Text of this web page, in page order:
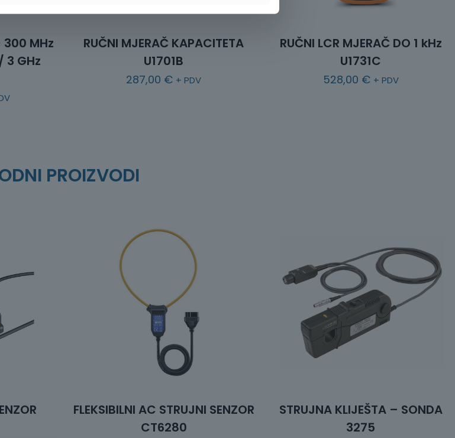
300 MHz
3 GHz
RUČNI MJERAČ KAPACITETA
U1701B
287,00 € + PDV
RUČNI LCR MJERAČ DO 1 kHz
U1731C
528,00 € + PDV
PROIZVODI
FLEKSIBILNI AC STRUJNI SENZOR
CT6280
STRUJNA KLIJEŠTA – SONDA
3275